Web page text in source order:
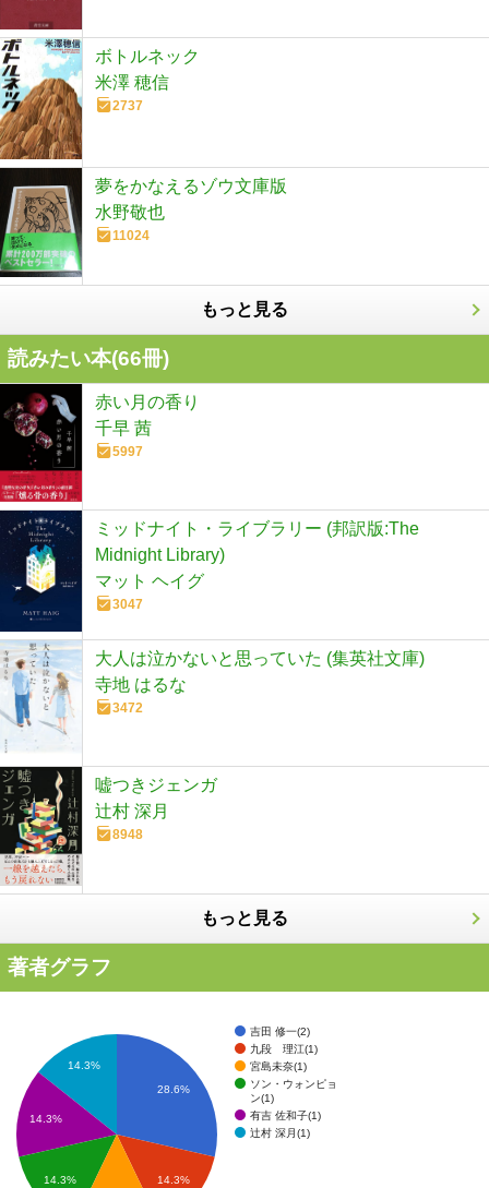
ボトルネック
米澤 穂信
2737
夢をかなえるゾウ文庫版
水野敬也
11024
もっと見る
読みたい本(66冊)
赤い月の香り
千早 茜
5997
ミッドナイト・ライブラリー (邦訳版:The
Midnight Library)
マット ヘイグ
3047
大人は泣かないと思っていた (集英社文庫)
寺地 はるな
3472
嘘つきジェンガ
辻村 深月
8948
もっと見る
著者グラフ
吉田 修一(2)
九段 理江(1)
宮島未奈(1)
ソン・ウォンピョ
ン(1)
有吉 佐和子(1)
辻村 深月(1)
28.6%
14.3%
14.3%
14.3%
14.3%